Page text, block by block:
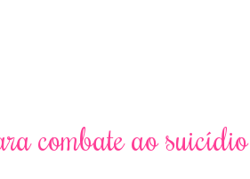
combate ao suicídio